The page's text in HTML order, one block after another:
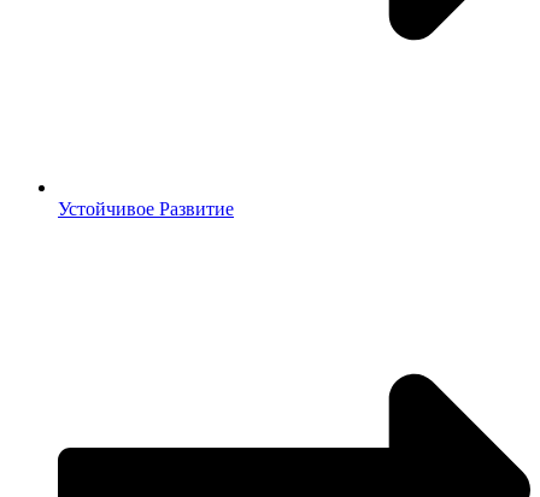
Устойчивое Развитие